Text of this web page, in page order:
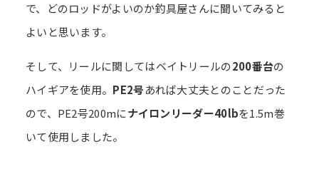
で、どのロッドがよいのか釣具屋さんに聞いてみると
よいと思います。
そして、リールに関してはベイトリールの200番台の
ハイギアを使用。 PE2号あれば大丈夫とのことだった
ので、PE2号200mにナイロンリーダー40lbを1.5m巻
いて使用しました。